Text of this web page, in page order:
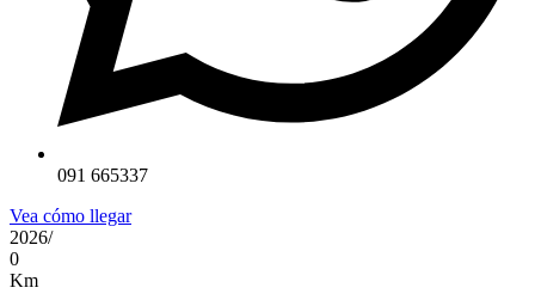
091 665337
Vea cómo llegar
2026/
0
Km